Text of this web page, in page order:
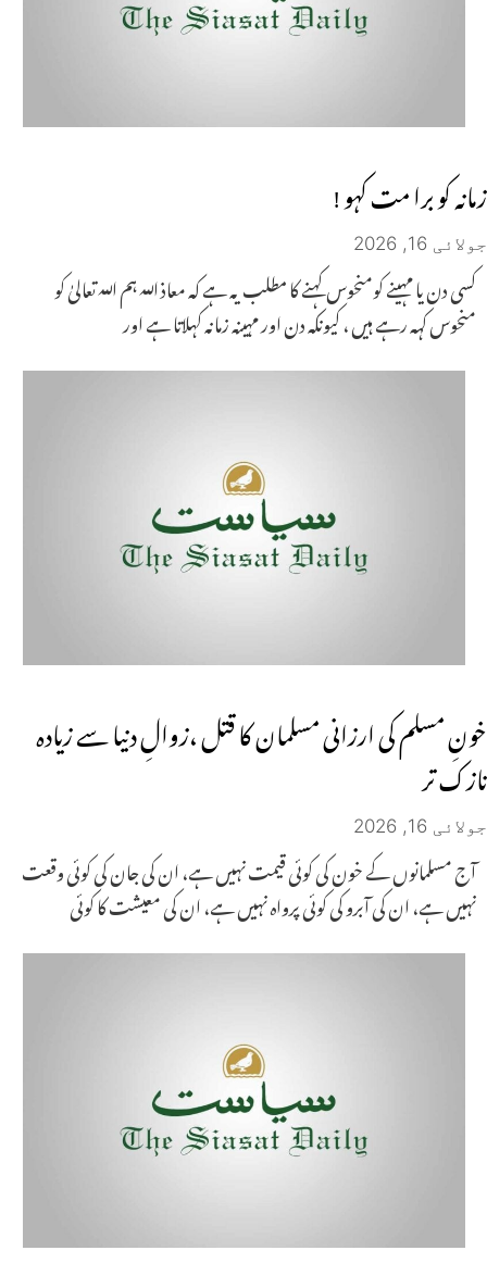
زمانہ کو برا مت کہو !
جولائی 16, 2026
کسی دن یا مہینے کومنحوس کہنے کا مطلب یہ ہے کہ معاذ اللہ ہم اللہ تعالیٰ کو
منحوس کہہ رہے ہیں ، کیونکہ دن اور مہینہ زمانہ کہلاتا ہے اور
خونِ مسلم کی ارزانی مسلمان کا قتل ،زوالِ دنیا سے زیادہ
نازک تر
جولائی 16, 2026
آج مسلمانوں کے خون کی کوئی قیمت نہیں ہے، ان کی جان کی کوئی وقعت
نہیں ہے، ان کی آبرو کی کوئی پرواہ نہیں ہے، ان کی معیشت کا کوئی